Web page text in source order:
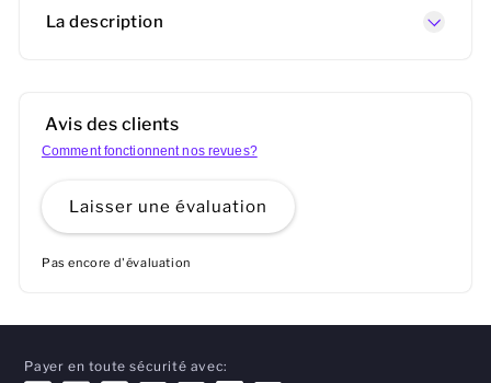
La description
Avis des clients
Comment fonctionnent nos revues?
Laisser une évaluation
Pas encore d'évaluation
Payer en toute sécurité avec: